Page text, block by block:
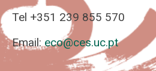
Tel +351 239 855 570
Email:eco@ces.uc.pt